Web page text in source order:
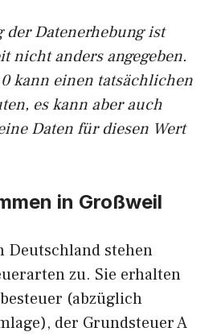
der Datenerhebung ist
nicht anders angegeben.
kann einen tatsächlichen
es kann aber auch
Daten für diesen Wert
in Großweil
Deutschland stehen
zu. Sie erhalten
(abzüglich
der Grundsteuer A